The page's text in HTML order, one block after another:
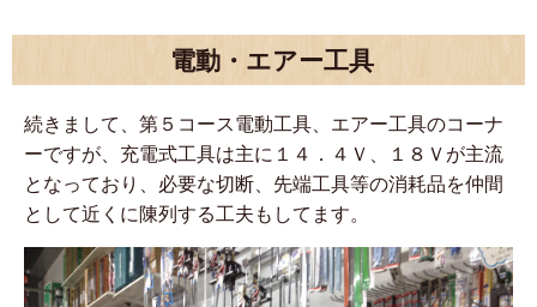
電動・エアー工具
続きまして、第５コース電動工具、エアー工具のコーナ
ーですが、充電式工具は主に１４．４Ｖ、１８Ｖが主流
となっており、必要な切断、先端工具等の消耗品を仲間
として近くに陳列する工夫もしてます。